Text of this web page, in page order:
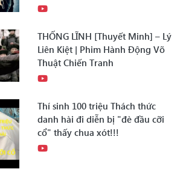
THỐNG LĨNH [Thuyết Minh] – Lý
Liên Kiệt | Phim Hành Động Võ
Thuật Chiến Tranh
Thí sinh 100 triệu Thách thức
danh hài đi diễn bị "đè đầu cỡi
cổ" thấy chua xót!!!